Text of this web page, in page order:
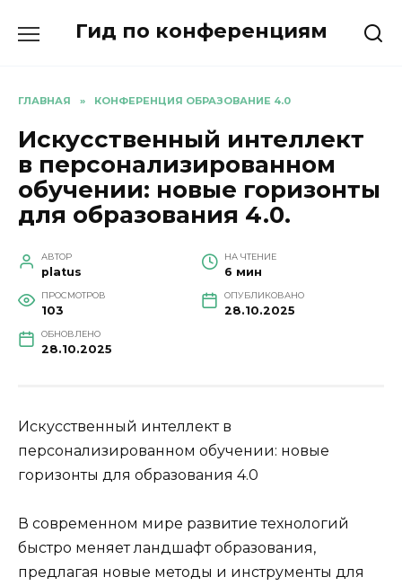
Гид по конференциям
ГЛАВНАЯ » КОНФЕРЕНЦИЯ ОБРАЗОВАНИЕ 4.0
Искусственный интеллект
в персонализированном
обучении: новые горизонты
для образования 4.0.
АВТОР
platus
НА ЧТЕНИЕ
6 мин
ПРОСМОТРОВ
103
ОПУБЛИКОВАНО
28.10.2025
ОБНОВЛЕНО
28.10.2025
Искусственный интеллект в
персонализированном обучении: новые
горизонты для образования 4.0
В современном мире развитие технологий
быстро меняет ландшафт образования,
предлагая новые методы и инструменты для